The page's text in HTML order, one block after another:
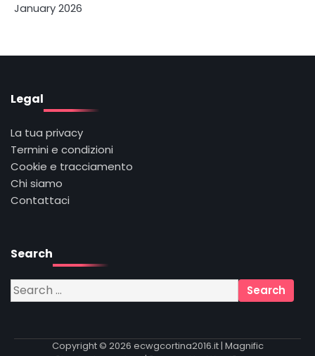
January 2026
Legal
La tua privacy
Termini e condizioni
Cookie e tracciamento
Chi siamo
Contattaci
Search
Search
for:
Copyright © 2026 ecwgcortina2016.it| Magnific